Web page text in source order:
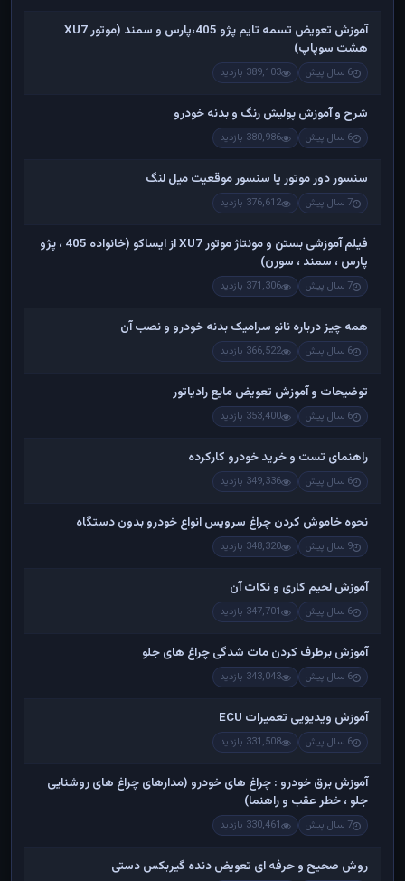
آموزش تعویض تسمه تایم پژو 405،پارس و سمند (موتور XU7
هشت سوپاپ)
6 سال پیش 389,103 بازدید
شرح و آموزش پولیش رنگ و بدنه خودرو
6 سال پیش 380,986 بازدید
سنسور دور موتور یا سنسور موقعیت میل لنگ
7 سال پیش 376,612 بازدید
فیلم آموزشی بستن و مونتاژ موتور XU7 از ایساکو (خانواده 405 ، پژو
پارس ، سمند ، سورن)
7 سال پیش 371,306 بازدید
همه چیز درباره نانو سرامیک بدنه خودرو و نصب آن
6 سال پیش 366,522 بازدید
توضیحات و آموزش تعویض مایع رادیاتور
6 سال پیش 353,400 بازدید
راهنمای تست و خريد خودرو کارکرده
6 سال پیش 349,336 بازدید
نحوه خاموش کردن چراغ سرویس انواع خودرو بدون دستگاه
9 سال پیش 348,320 بازدید
آموزش لحیم کاری و نکات آن
6 سال پیش 347,701 بازدید
آموزش برطرف کردن مات شدگی چراغ های جلو
6 سال پیش 343,043 بازدید
آموزش ویدیویی تعمیرات ECU
6 سال پیش 331,508 بازدید
آموزش برق خودرو : چراغ های خودرو (مدارهای چراغ های روشنایی
جلو ، خطر عقب و راهنما)
7 سال پیش 330,461 بازدید
روش صحیح و حرفه ای تعویض دنده گیربکس دستی